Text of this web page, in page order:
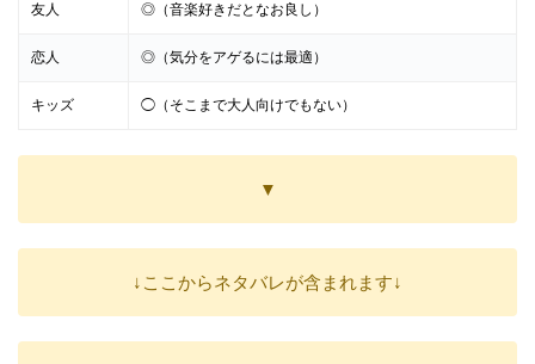
友人 ◎（音楽好きだとなお良し）
恋人 ◎（気分をアゲるには最適）
キッズ ◯（そこまで大人向けでもない）
▼
↓ここからネタバレが含まれます↓